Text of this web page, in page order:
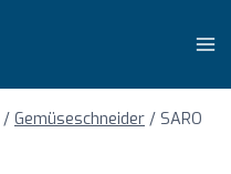
/ Gemüseschneider / SARO